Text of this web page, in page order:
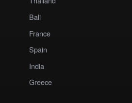
Bali
France
Spain
India
Greece